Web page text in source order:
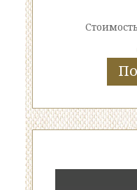
Стоимость